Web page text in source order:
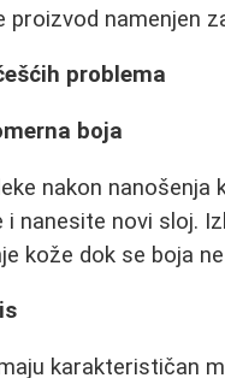
proizvod namenjen
problema
boja
nakon nanošenja
i nanesite novi sloj.
kože dok se boja
karakterističan